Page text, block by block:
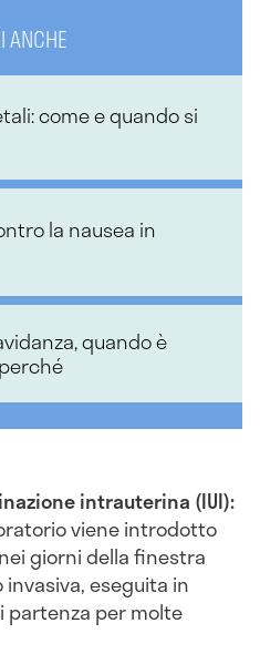
ANCHE
come e quando si
la nausea in
quando è
intrauterina (IUI):
viene introdotto
giorni della finestra
eseguita in
partenza per molte